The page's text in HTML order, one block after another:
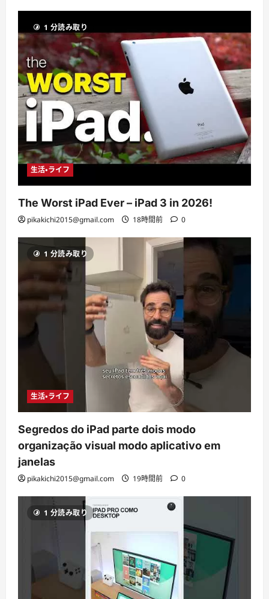
1 分読み取り
生活・ライフ
The Worst iPad Ever – iPad 3 in 2026!
pikakichi2015@gmail.com 18時間前 0
1 分読み取り
生活・ライフ
Segredos do iPad parte dois modo
organização visual modo aplicativo em
janelas
pikakichi2015@gmail.com 19時間前 0
1 分読み取り